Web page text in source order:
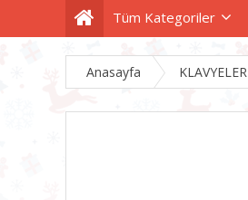
Tüm Kategoriler
Anasayfa KLAVYELER